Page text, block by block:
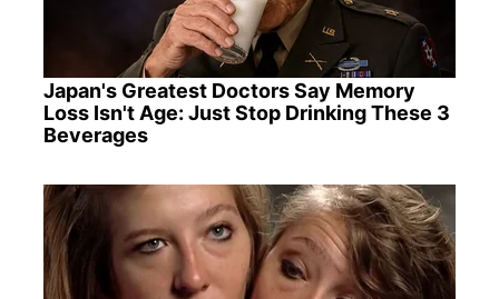
Japan's Greatest Doctors Say Memory
Loss Isn't Age: Just Stop Drinking These 3
Beverages